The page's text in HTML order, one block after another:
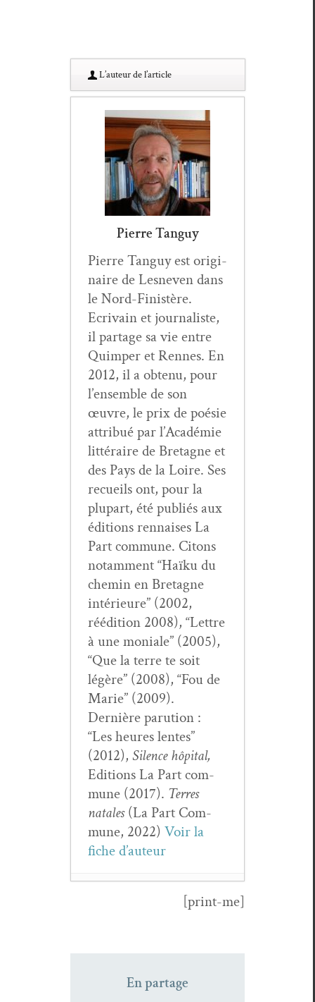
L’au­teur de l’article
Pierre Tanguy
Pierre Tan­guy est orig­i­
naire de Lesn­even dans
le Nord-Fin­istère.
Ecrivain et jour­nal­iste,
il partage sa vie entre
Quim­per et Rennes. En
2012, il a obtenu, pour
l’ensemble de son
œuvre, le prix de poésie
attribué par l’Académie
lit­téraire de Bre­tagne et
des Pays de la Loire. Ses
recueils ont, pour la
plu­part, été pub­liés aux
édi­tions ren­nais­es La
Part com­mune. Citons
notam­ment “Haïku du
chemin en Bre­tagne
intérieure” (2002,
réédi­tion 2008), “Let­tre
à une moni­ale” (2005),
“Que la terre te soit
légère” (2008), “Fou de
Marie” (2009).
Dernière paru­tion :
“Les heures lentes”
(2012), Silence hôpi­tal,
Edi­tions La Part com­
mune (2017). Ter­res
natales(La Part Com­
mune, 2022) Voir la
fiche d’auteur
Gérard Pfis­ter,
Yary­na
[print-me]
En partage